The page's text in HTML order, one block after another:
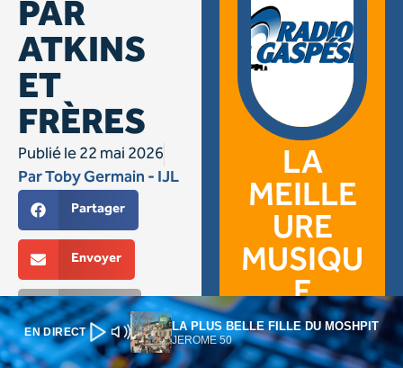
EN DIRECT LA PLUS BELLE FILLE DU MOSHPIT
JEROME 50